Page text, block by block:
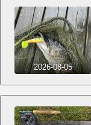
2026-08-05